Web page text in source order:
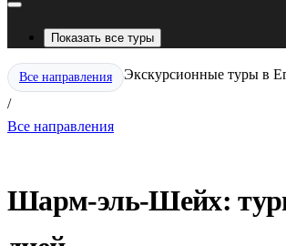
Показать все туры
Все направления
/
Экскурсионные туры в
Все направления
Шарм-эль-Шейх: